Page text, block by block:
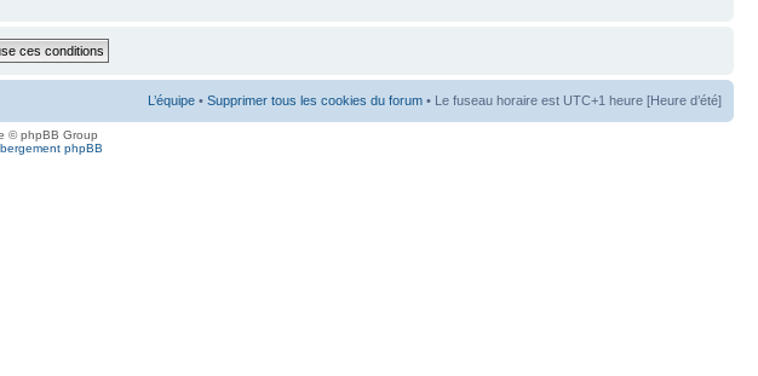
L’équipe • Supprimer tous les cookies du forum • Le fuseau horaire est UTC+1 heure [Heure d’été]
© phpBB Group
phpBB